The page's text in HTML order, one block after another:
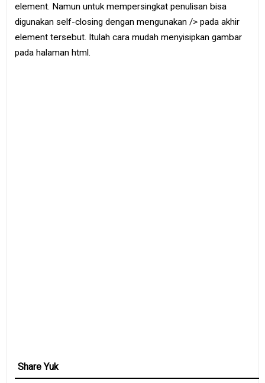
element. Namun untuk mempersingkat penulisan bisa
digunakan self-closing dengan mengunakan /> pada akhir
element tersebut. Itulah cara mudah menyisipkan gambar
pada halaman html.
Share Yuk